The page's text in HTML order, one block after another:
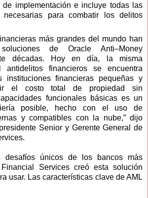
de implementación e incluye todas las
necesarias para combatir los delitos
más grandes del mundo han
de Oracle Anti–Money
décadas. Hoy en día, la misma
antidelitos financieros se encuentra
instituciones financieras pequeñas y
el costo total de propiedad sin
funcionales básicas es un
posible, hecho con el uso de
y compatibles con la nube,” dijo
Senior y Gerente General de
desafíos únicos de los bancos más
Services creó esta solución
usar. Las características clave de AML